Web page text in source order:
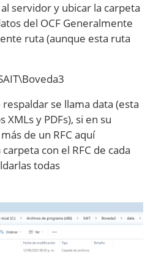
servidor y ubicar la carpeta
del OCF Generalmente
ruta (aunque esta ruta
se llama data (esta
y PDFs), si en su
de un RFC aquí
con el RFC de cada
todas